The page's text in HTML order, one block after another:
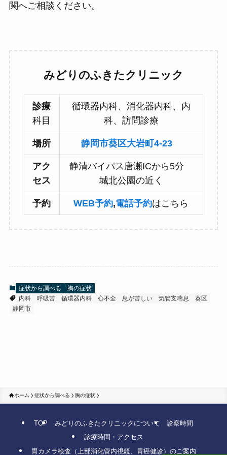
関へご相談ください。
みどりのふきたクリニック
診療
科目
循環器内科、消化器内科、内
科、訪問診療
場所 静岡市葵区大岩町4-23
アク
セス
静清バイパス唐瀬ICから5分
城北公園の近く
予約 WEB予約,電話予約はこちら
症状から調べる
胸の症状
内科
呼吸苦 循環器内科 心不全 息が苦しい 気管支喘息
葵区
静岡市
ホーム 症状から調べる 胸の症状
TOP みどりのふきたクリニックについて
診察時間
診療時間・アクセス
胃カメラ検査（上部消化管内視鏡、胃癌健診）のご案内